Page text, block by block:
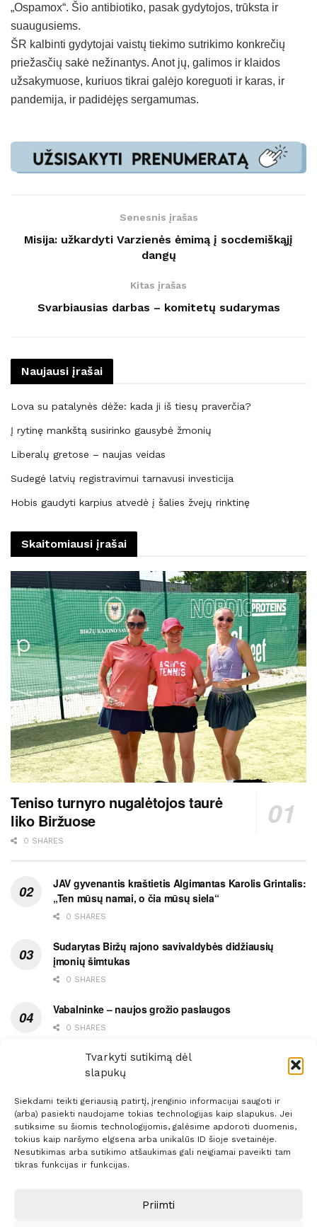
Tvarkyti sutikimą dėl
slapukų
Siekdami teikti geriausią patirtį, įrenginio informacijai saugoti ir
(arba) pasiekti naudojame tokias technologijas kaip slapukus. Jei
sutiksime su šiomis technologijomis, galėsime apdoroti duomenis,
tokius kaip naršymo elgsena arba unikalūs ID šioje svetainėje.
Nesutikimas arba sutikimo atšaukimas gali neigiamai paveikti tam
tikras funkcijas ir funkcijas.
Priimti
„Ospamox“. Šio antibiotiko, pasak gydytojos, trūksta ir
suaugusiems.
ŠR kalbinti gydytojai vaistų tiekimo sutrikimo konkrečių
priežasčių sakė nežinantys. Anot jų, galimos ir klaidos
užsakymuose, kuriuos tikrai galėjo koreguoti ir karas, ir
pandemija, ir padidėjęs sergamumas.
Senesnis įrašas
Misija: užkardyti Varzienės ėmimą į socdemiškąjį
dangų
Kitas įrašas
Svarbiausias darbas – komitetų sudarymas
Naujausi įrašai
Lova su patalynės dėže: kada ji iš tiesų praverčia?
Į rytinę mankštą susirinko gausybė žmonių
Liberalų gretose – naujas veidas
Sudegė latvių registravimui tarnavusi investicija
Hobis gaudyti karpius atvedė į šalies žvejų rinktinę
Skaitomiausi įrašai
Teniso turnyro nugalėtojos taurė
liko Biržuose
0 SHARES
JAV gyvenantis kraštietis Algimantas Karolis Grintalis:
„Ten mūsų namai, o čia mūsų siela“
0 SHARES
Sudarytas Biržų rajono savivaldybės didžiausių
įmonių šimtukas
0 SHARES
Vabalninke – naujos grožio paslaugos
0 SHARES
Vytauto gatvės grimasos, arba užsitęsusi Biržų gėda
0 SHARES
Prenumerata Reklama
Sprendimas:ITBrolis